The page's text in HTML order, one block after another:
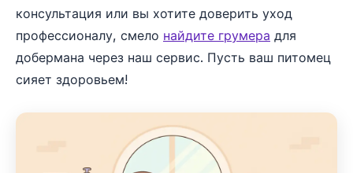
консультация или вы хотите доверить уход
профессионалу, смело найдите грумера для
добермана через наш сервис. Пусть ваш питомец
сияет здоровьем!